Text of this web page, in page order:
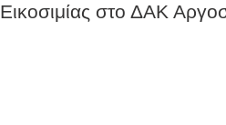
Εικοσιμίας στο ΔΑΚ